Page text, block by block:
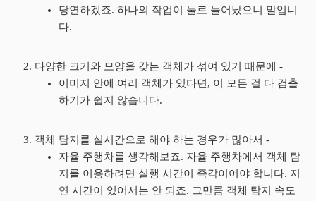
당연하겠죠. 하나의 작업이 둘로 늘어났으니 말입니
다.
다양한 크기와 모양을 갖는 객체가 섞여 있기 때문에 -
이미지 안에 여러 객체가 있다면, 이 모든 걸 다 검출
하기가 쉽지 않습니다.
객체 탐지를 실시간으로 해야 하는 경우가 많아서 -
자율 주행차를 생각해보죠. 자율 주행차에서 객체 탐
지를 이용하려면 실행 시간이 즉각이어야 합니다. 지
연 시간이 있어서는 안 되죠. 그만큼 객체 탐지 속도